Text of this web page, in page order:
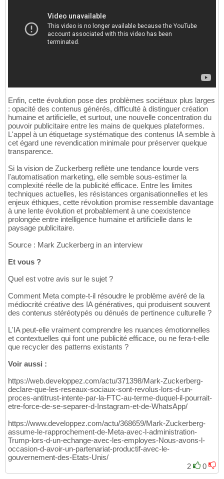
Enfin, cette évolution pose des problèmes sociétaux plus larges
: opacité des contenus générés, difficulté à distinguer création
humaine et artificielle, et surtout, une nouvelle concentration du
pouvoir publicitaire entre les mains de quelques plateformes.
L'appel à un étiquetage systématique des contenus IA semble à
cet égard une revendication minimale pour préserver quelque
transparence.
Si la vision de Zuckerberg reflète une tendance lourde vers
l'automatisation marketing, elle semble sous-estimer la
complexité réelle de la publicité efficace. Entre les limites
techniques actuelles, les résistances organisationnelles et les
enjeux éthiques, cette révolution promise ressemble davantage
à une lente évolution et probablement à une coexistence
prolongée entre intelligence humaine et artificielle dans le
paysage publicitaire.
Source : Mark Zuckerberg in an interview
Et vous ?
Quel est votre avis sur le sujet ?
Comment Meta compte-t-il résoudre le problème avéré de la
médiocrité créative des IA génératives, qui produisent souvent
des contenus stéréotypés ou dénués de pertinence culturelle ?
L'IA peut-elle vraiment comprendre les nuances émotionnelles
et contextuelles qui font une publicité efficace, ou ne fera-t-elle
que recycler des patterns existants ?
Voir aussi :
https://web.developpez.com/actu/371398/Mark-Zuckerberg-
declare-que-les-reseaux-sociaux-sont-revolus-lors-d-un-
proces-antitrust-intente-par-la-FTC-au-terme-duquel-il-pourrait-
etre-force-de-se-separer-d-Instagram-et-de-WhatsApp/
https://www.developpez.com/actu/368659/Mark-Zuckerberg-
assume-le-rapprochement-de-Meta-avec-l-administration-
Trump-lors-d-un-echange-avec-les-employes-Nous-avons-l-
occasion-d-avoir-un-partenariat-productif-avec-le-
gouvernement-des-Etats-Unis/
2
0